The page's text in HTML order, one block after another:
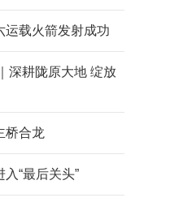
运载火箭发射成功
深耕陇原大地 绽放
桥合龙
“最后关头”